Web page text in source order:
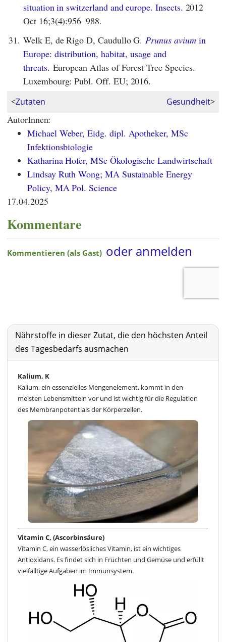
situation in switzerland and europe. Insects. 2012
Oct 16;3(4):956–988.
31. Welk E, de Rigo D, Caudullo G.Prunus aviumin
Europe: distribution, habitat, usage and
threats. European Atlas of Forest Tree Species.
Luxembourg: Publ. Off. EU; 2016.
<Zutaten Gesundheit>
AutorInnen:
Michael Weber, Eidg. dipl. Apotheker, MSc
Infektionsbiologie
Katharina Hofer, MSc Ökologische Landwirtschaft
Lindsay Ruth Wong; MA Sustainable Energy
Policy, MA Pol. Science
17.04.2025
Kommentare
Nährstoffe in dieser Zutat, die den höchsten Anteil
des Tagesbedarfs ausmachen
Kalium, K
Kalium, ein essenzielles Mengenelement, kommt in den
meisten Lebensmitteln vor und ist wichtig für die Regulation
des Membranpotentials der Körperzellen.
Vitamin C, (Ascorbinsäure)
Vitamin C, ein wasserlösliches Vitamin, ist ein wichtiges
Antioxidans. Es findet sich in Früchten und Gemüse und erfüllt
vielfälltige Aufgaben im Immunsystem.